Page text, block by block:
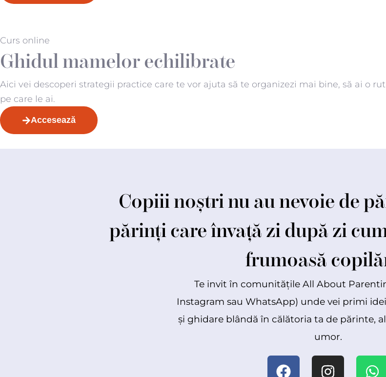
Curs online
Ghidul mamelor echilibrate
Aici vei descoperi strategii practice care te vor ajuta să te organizezi mai bine, să ai o
pe care le ai.
Accesează
Copiii noștri nu au nevoie de
părinți care învață zi după zi
frumoasă
Te invit în comunitățile All About
Instagram sau WhatsApp) unde vei primi
și ghidare blândă în călătoria ta de părinte,
umor.